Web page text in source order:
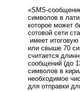
«SMS-
символов в
которое может
сотовой сети
имеет
или свыше 70
считается
сообщений (до
символов в
необходимое
для отправки